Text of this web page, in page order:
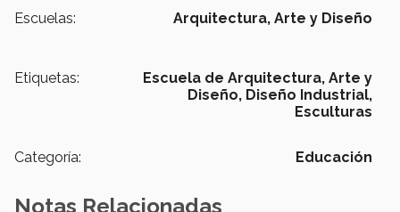
Escuelas: Arquitectura, Arte y Diseño
Etiquetas:
Escuela de Arquitectura, Arte y
Diseño, Diseño Industrial,
Esculturas
Categoría: Educación
Notas Relacionadas